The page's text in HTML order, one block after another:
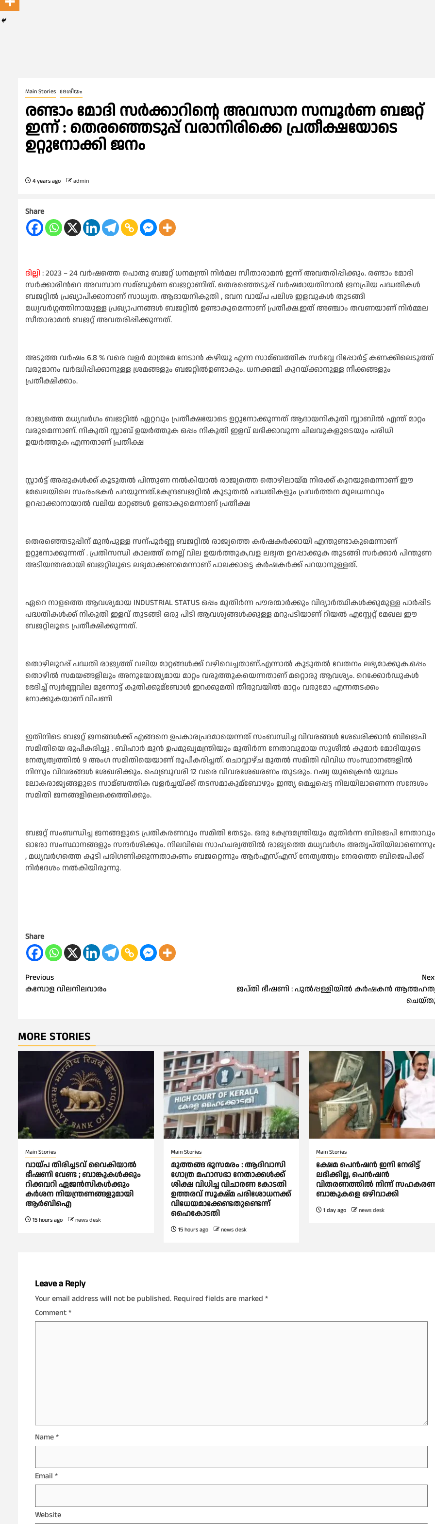
Main Stories ദേശീയം
രണ്ടാം മോദി സര്‍ക്കാറിന്റെ അവസാന സമ്പൂര്‍ണ ബജറ്റ്
ഇന്ന് : തെരഞ്ഞെടുപ്പ് വരാനിരിക്കെ പ്രതീക്ഷയോടെ
ഉറ്റുനോക്കി ജനം
4 years ago admin
Share
ദില്ലി : 2023 – 24 വര്‍ഷത്തെ പൊതു ബജറ്റ് ധനമന്ത്രി നിര്‍മല സീതാരാമന്‍ ഇന്ന് അവതരിപ്പിക്കും. രണ്ടാം മോദി
സര്‍ക്കാരിന്‍റെ അവസാന സമ്ബൂര്‍ണ ബജറ്റാണിത്. തെരഞ്ഞെടുപ്പ് വര്‍ഷമായതിനാല്‍ ജനപ്രിയ പദ്ധതികള്‍
ബജറ്റില്‍ പ്രഖ്യാപിക്കാനാണ് സാധ്യത. ആദായനികുതി , ഭവന വായ്പ പലിശ ഇളവുകള്‍ തുടങ്ങി
മധ്യവര്‍ഗ്ഗത്തിനായുള്ള പ്രഖ്യാപനങ്ങള്‍ ബജറ്റില്‍ ഉണ്ടാകുമെന്നാണ് പ്രതീക്ഷ.ഇത് അഞ്ചാം തവണയാണ് നിര്‍മ്മല
സീതാരാമന്‍ ബജറ്റ് അവതരിപ്പിക്കുന്നത്.
അടുത്ത വര്‍ഷം 6.8 % വരെ വളര്‍ മാത്രമേ നേടാന്‍ കഴിയൂ എന്ന സാമ്ബത്തിക സര്‍വ്വേ റിപ്പോര്‍ട്ട് കണക്കിലെടുത്ത്
വരുമാനം വര്‍ദ്ധിപ്പിക്കാനുള്ള ശ്രമങ്ങളും ബജറ്റില്‍ഉണ്ടാകും. ധനക്കമ്മി കുറയ്ക്കാനുള്ള നീക്കങ്ങളും
പ്രതീക്ഷിക്കാം.
രാജ്യത്തെ മധ്യവര്‍ഗം ബജറ്റില്‍ ഏറ്റവും പ്രതീക്ഷയോടെ ഉറ്റുനോക്കുന്നത് ആദായനികുതി സ്ലാബില്‍ എന്ത് മാറ്റം
വരുമെന്നാണ്. നികുതി സ്ലാബ് ഉയര്‍ത്തുക ഒപ്പം നികുതി ഇളവ് ലഭിക്കാവുന്ന ചിലവുകളുടെയും പരിധി
ഉയര്‍ത്തുക എന്നതാണ് പ്രതീക്ഷ
സ്റ്റാര്‍ട്ട് അപ്പുകള്‍ക്ക് കൂടുതല്‍ പിന്തുണ നല്‍കിയാല്‍ രാജ്യത്തെ തൊഴിലായ്മ നിരക്ക് കുറയുമെന്നാണ് ഈ
മേഖലയിലെ സംരംഭകര്‍ പറയുന്നത്.കേന്ദ്രബജറ്റില്‍ കൂടുതല്‍ പദ്ധതികളും പ്രവര്‍ത്തന മൂലധനവും
ഉറപ്പാക്കാനായാല്‍ വലിയ മാറ്റങ്ങള്‍ ഉണ്ടാകുമെന്നാണ് പ്രതീക്ഷ
തെരഞ്ഞെടുപ്പിന് മുന്‍പുള്ള സന്പൂര്‍ണ്ണ ബജറ്റില്‍ രാജ്യത്തെ കര്‍ഷകര്‍ക്കായി എന്തുണ്ടാകുമെന്നാണ്
ഉറ്റുനോക്കുന്നത് . പ്രതിസന്ധി കാലത്ത് നെല്ല് വില ഉയര്‍ത്തുക,വള ലഭ്യത ഉറപ്പാക്കുക തുടങ്ങി സര്‍ക്കാര്‍ പിന്തുണ
അടിയന്തരമായി ബജറ്റിലൂടെ ലഭ്യമാക്കണമെന്നാണ് പാലക്കാട്ടെ കര്‍ഷകര്‍ക്ക് പറയാനുള്ളത്.
ഏറെ നാളത്തെ ആവശ്യമായ INDUSTRIAL STATUS ഒപ്പം മുതിര്‍ന്ന പൗരന്മാര്‍ക്കും വിദ്യാര്‍ത്ഥികള്‍ക്കുമുള്ള പാര്‍പ്പിട
പദ്ധതികള്‍ക്ക് നികുതി ഇളവ് തുടങ്ങി ഒരു പിടി ആവശ്യങ്ങള്‍ക്കുള്ള മറുപടിയാണ് റിയല്‍ എസ്റ്റേറ്റ് മേഖല ഈ
ബജറ്റിലൂടെ പ്രതീക്ഷിക്കുന്നത്.
തൊഴിലുറപ്പ് പദ്ധതി രാജ്യത്ത് വലിയ മാറ്റങ്ങള്‍ക്ക് വഴിവെച്ചതാണ്.എന്നാല്‍ കൂടുതല്‍ വേതനം ലഭ്യമാക്കുക.ഒപ്പം
തൊഴില്‍ സമയങ്ങളിലും അനുയോജ്യമായ മാറ്റം വരുത്തുകയെന്നതാണ് മറ്റൊരു ആവശ്യം. റെക്കോര്‍ഡുകള്‍
ഭേദിച്ച്‌ സ്വര്‍ണ്ണവില മുന്നോട്ട് കുതിക്കുമ്ബോള്‍ ഇറക്കുമതി തീരുവയില്‍ മാറ്റം വരുമോ എന്നതടക്കം
നോക്കുകയാണ് വിപണി
ഇതിനിടെ ബജറ്റ് ജനങ്ങള്‍ക്ക് എങ്ങനെ ഉപകാരപ്രദമായെന്നത് സംബന്ധിച്ച വിവരങ്ങള്‍ ശേഖരിക്കാന്‍ ബിജെപി
സമിതിയെ രൂപീകരിച്ചു . ബിഹാര്‍ മുന്‍ ഉപമുഖ്യമന്ത്രിയും മുതിര്‍ന്ന നേതാവുമായ സുശീല്‍ കുമാര്‍ മോദിയുടെ
നേതൃത്വത്തില്‍ 9 അംഗ സമിതിയെയാണ് രൂപീകരിച്ചത്. ചൊവ്വാഴ്ച മുതല്‍ സമിതി വിവിധ സംസ്ഥാനങ്ങളില്‍
നിന്നും വിവരങ്ങള്‍ ശേഖരിക്കും. ഫെബ്രുവരി 12 വരെ വിവരശേഖരണം തുടരും. റഷ്യ യുക്രൈന്‍ യുദ്ധം
ലോകരാജ്യങ്ങളുടെ സാമ്ബത്തിക വളര്‍ച്ചയ്ക്ക് തടസമാകുമ്ബോഴും ഇന്ത്യ മെച്ചപ്പെട്ട നിലയിലാണെന്ന സന്ദേശം
സമിതി ജനങ്ങളിലെക്കെത്തിക്കും.
ബജറ്റ് സംബന്ധിച്ച ജനങ്ങളുടെ പ്രതികരണവും സമിതി തേടും. ഒരു കേന്ദ്രമന്ത്രിയും മുതിര്‍ന്ന ബിജെപി നേതാവും
ഓരോ സംസ്ഥാനങ്ങളും സന്ദര്‍ശിക്കും. നിലവിലെ സാഹചര്യത്തില്‍ രാജ്യത്തെ മധ്യവര്‍ഗം
, മധ്യവര്‍ഗത്തെ കൂടി പരിഗണിക്കുന്നതാകണം ബജറ്റെന്നും ആര്‍എസ്‌എസ് നേതൃത്ത്വം നേരത്തെ ബിജെപിക്ക്
നിര്‍ദേശം നല്‍കിയിരുന്നു.
Share
Post
navigation
Previous
കമ്പോള വിലനിലവാരം
ജപ്തി ഭീഷണി : പുൽപ്പള്ളിയിൽ കർഷകൻ
MORE STORIES
Main Stories
വായ്പ തിരിച്ചടവ് വൈകിയാല്‍
ഭീഷണി വേണ്ട ; ബാങ്കുകള്‍ക്കും
റിക്കവറി ഏജൻസികള്‍ക്കും
കര്‍ശന നിയന്ത്രണങ്ങളുമായി
ആര്‍ബിഐ
15 hours ago news desk
Main Stories
മുത്തങ്ങ ഭൂസമരം : ആദിവാസി
ഗോത്ര മഹാസഭാ നേതാക്കള്‍ക്ക്
ശിക്ഷ വിധിച്ച വിചാരണ കോടതി
ഉത്തരവ് സൂക്ഷ്മ പരിശോധനക്ക്
വിധേയമാക്കേണ്ടതുണ്ടെന്ന്
ഹൈകോടതി
15 hours ago news desk
Main Stories
ക്ഷേമ പെൻഷൻ ഇനി നേരിട്ട്
ലഭിക്കില്ല, പെൻഷൻ
വിതരണത്തില്‍ നിന്ന്
ബാങ്കുകളെ ഒഴിവാക്കി
1 day ago news desk
Leave a Reply
Your email address will not be published. Required fields are marked *
Comment*
Name*
Email *
Website